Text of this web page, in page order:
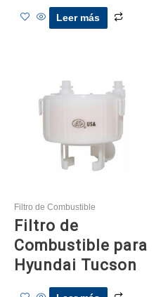
Leer más
Filtro de Combustible
Filtro de
Combustible para
Hyundai Tucson